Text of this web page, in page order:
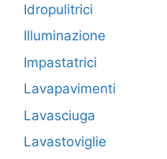
Idropulitrici
Illuminazione
Impastatrici
Lavapavimenti
Lavasciuga
Lavastoviglie